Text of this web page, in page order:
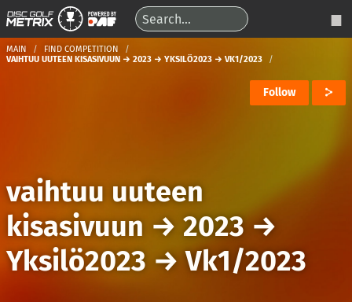
MAIN
FIND COMPETITION
VAIHTUU UUTEEN KISASIVUUN → 2023 → YKSILÖ2023 → VK1/2023
Follow
vaihtuu uuteen
kisasivuun → 2023→
Yksilö2023 →Vk1/2023